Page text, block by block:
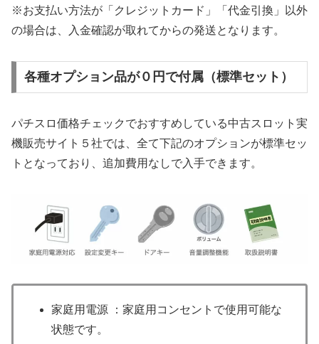
※お支払い方法が「クレジットカード」「代金引換」以外
の場合は、入金確認が取れてからの発送となります。
各種オプション品が０円で付属（標準セット）
パチスロ価格チェックでおすすめしている中古スロット実
機販売サイト５社では、全て下記のオプションが標準セッ
トとなっており、追加費用なしで入手できます。
家庭用電源 ：家庭用コンセントで使用可能な
状態です。